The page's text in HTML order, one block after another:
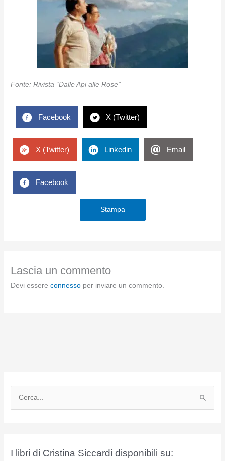
Fonte: Rivista “Dalle Api alle Rose”
Facebook X (Twitter)
X (Twitter) Linkedin Email
Facebook
Stampa
Lascia un commento
Devi essereconnesso per inviare un commento.
I libri di Cristina Siccardi disponibili su: